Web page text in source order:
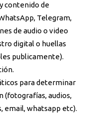
contenido de
Telegram,
de audio o video
digital o huellas
publicamente).
para determinar
(fotografías, audios,
email, whatsapp etc).